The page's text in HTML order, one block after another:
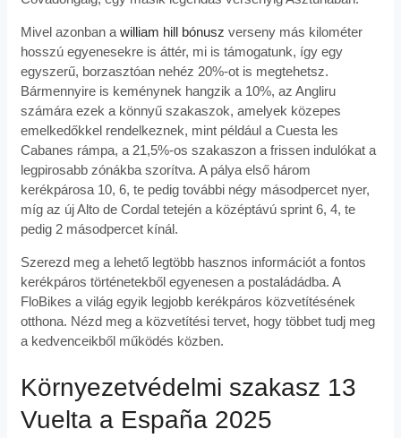
Mivel azonban awilliam hill bónusz verseny más kilométer
hosszú egyenesekre is áttér, mi is támogatunk, így egy
egyszerű, borzasztóan nehéz 20%-ot is megtehetsz.
Bármennyire is keménynek hangzik a 10%, az Angliru
számára ezek a könnyű szakaszok, amelyek közepes
emelkedőkkel rendelkeznek, mint például a Cuesta les
Cabanes rámpa, a 21,5%-os szakaszon a frissen indulókat a
legpirosabb zónákba szorítva. A pálya első három
kerékpárosa 10, 6, te pedig további négy másodpercet nyer,
míg az új Alto de Cordal tetején a középtávú sprint 6, 4, te
pedig 2 másodpercet kínál.
Szerezd meg a lehető legtöbb hasznos információt a fontos
kerékpáros történetekből egyenesen a postaládádba. A
FloBikes a világ egyik legjobb kerékpáros közvetítésének
otthona. Nézd meg a közvetítési tervet, hogy többet tudj meg
a kedvenceikből működés közben.
Környezetvédelmi szakasz 13
Vuelta a España 2025